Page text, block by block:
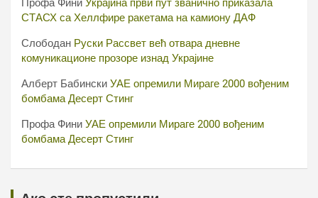
СТАСХ са Хеллфире ракетама на камиону ДАФ
Слободан Руски Рассвет већ отвара дневне
комуникационе прозоре изнад Украјине
Алберт Бабински УАЕ опремили Мираге 2000 вођеним
бомбама Десерт Стинг
Профа Фини УАЕ опремили Мираге 2000 вођеним
бомбама Десерт Стинг